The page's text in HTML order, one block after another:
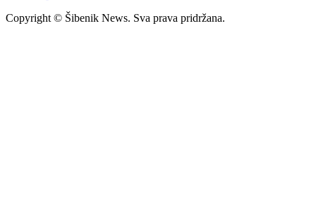
Copyright © Šibenik News. Sva prava pridržana.